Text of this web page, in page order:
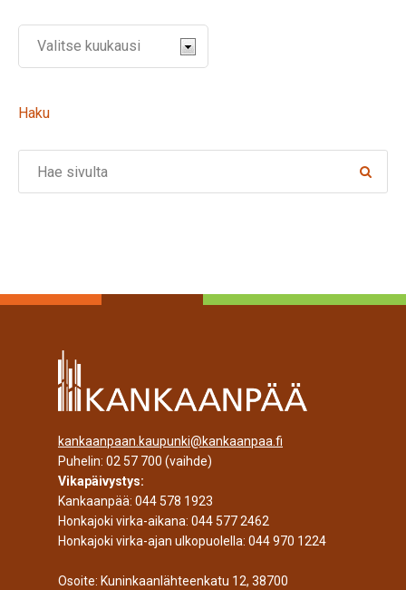
Haku
kankaanpaan.kaupunki@kankaanpaa.fi
Puhelin: 02 57 700 (vaihde)
Vikapäivystys:
Kankaanpää: 044 578 1923
Honkajoki virka-aikana: 044 577 2462
Honkajoki virka-ajan ulkopuolella: 044 970 1224
Osoite: Kuninkaanlähteenkatu 12, 38700